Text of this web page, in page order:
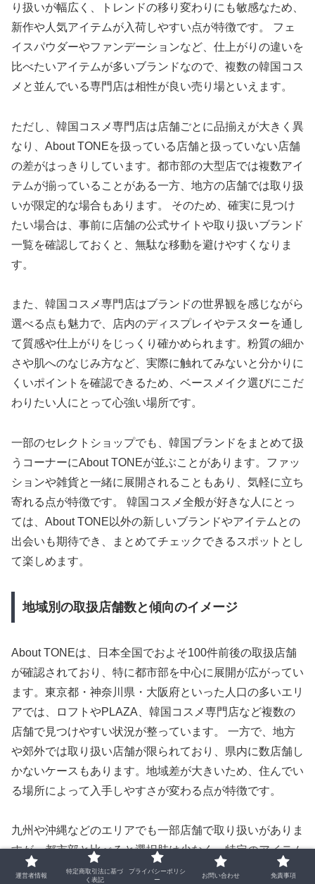
り扱いが幅広く、トレンドの移り変わりにも敏感なため、
新作や人気アイテムが入荷しやすい点が特徴です。 フェ
イスパウダーやファンデーションなど、仕上がりの違いを
比べたいアイテムが多いブランドなので、複数の韓国コス
メと並んでいる専門店は相性が良い売り場といえます。
ただし、韓国コスメ専門店は店舗ごとに品揃えが大きく異
なり、About TONEを扱っている店舗と扱っていない店舗
の差がはっきりしています。都市部の大型店では複数アイ
テムが揃っていることがある一方、地方の店舗では取り扱
いが限定的な場合もあります。 そのため、確実に見つけ
たい場合は、事前に店舗の公式サイトや取り扱いブランド
一覧を確認しておくと、無駄な移動を避けやすくなりま
す。
また、韓国コスメ専門店はブランドの世界観を感じながら
選べる点も魅力で、店内のディスプレイやテスターを通し
て質感や仕上がりをじっくり確かめられます。粉質の細か
さや肌へのなじみ方など、実際に触れてみないと分かりに
くいポイントを確認できるため、ベースメイク選びにこだ
わりたい人にとって心強い場所です。
一部のセレクトショップでも、韓国ブランドをまとめて扱
うコーナーにAbout TONEが並ぶことがあります。ファッ
ションや雑貨と一緒に展開されることもあり、気軽に立ち
寄れる点が特徴です。 韓国コスメ全般が好きな人にとっ
ては、About TONE以外の新しいブランドやアイテムとの
出会いも期待でき、まとめてチェックできるスポットとし
て楽しめます。
地域別の取扱店舗数と傾向のイメージ
About TONEは、日本全国でおよそ100件前後の取扱店舗
が確認されており、特に都市部を中心に展開が広がってい
ます。東京都・神奈川県・大阪府といった人口の多いエリ
アでは、ロフトやPLAZA、韓国コスメ専門店など複数の
店舗で見つけやすい状況が整っています。 一方で、地方
や郊外では取り扱い店舗が限られており、県内に数店舗し
かないケースもあります。地域差が大きいため、住んでい
る場所によって入手しやすさが変わる点が特徴です。
九州や沖縄などのエリアでも一部店舗で取り扱いがありま
すが、都市部と比べると選択肢は少なく、特定のアイテム
を探す場合は見つけにくいことがあります。特に人気アイ
運営者情報
特定商取引法に基づ
く表記
プライバシーポリシ
ー
お問い合わせ 免責事項